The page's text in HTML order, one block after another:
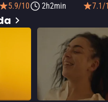
5.9/10
2h2min
7.1/